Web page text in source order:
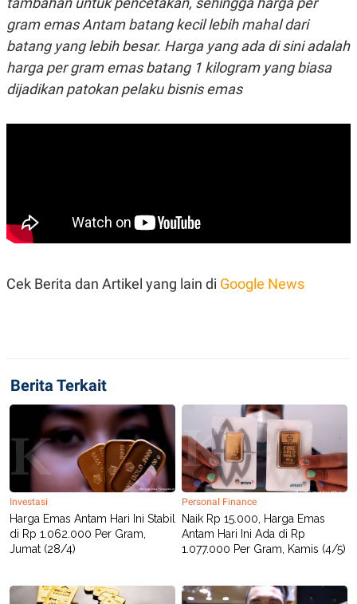
S
T
D
A
T
A
E
S
K
NP
JARINGAN
O
D
R
A
I
N
G
G
A
N
C
K
N
E
R
J
A
I
gram emas Antam batang kecil lebih mahal dari
batang yang lebih besar. Harga yang ada di sini adalah
harga per gram emas batang 1 kilogram yang biasa
dijadikan patokan pelaku bisnis emas
Cek Berita dan Artikel yang lain di Google News
Berita Terkait
Investasi
Harga Emas Antam Hari Ini Stabil
di Rp 1.062.000 Per Gram,
Jumat (28/4)
Personal Finance
Naik Rp 15.000, Harga Emas
Antam Hari Ini Ada di Rp
1.077.000 Per Gram, Kamis (4/5)